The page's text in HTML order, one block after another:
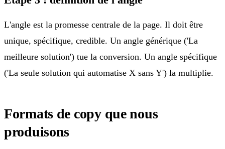
L'angle est la promesse centrale de la page. Il doit être
unique, spécifique, credible. Un angle générique ('La
meilleure solution') tue la conversion. Un angle spécifique
('La seule solution qui automatise X sans Y') la multiplie.
Formats de copy que nous
produisons